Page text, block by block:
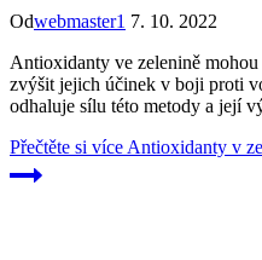
Odwebmaster1 7. 10. 2022
Antioxidanty ve zelenině
zvýšit jejich účinek v boji proti
odhaluje sílu této metody a její
Přečtěte si více Antioxidanty v